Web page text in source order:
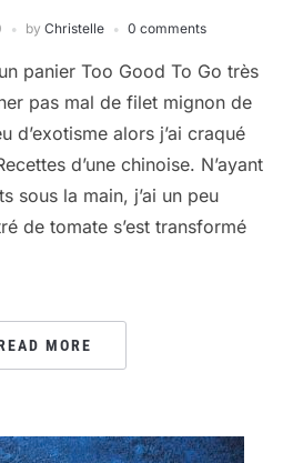
by Christelle 0 comments
panier Too Good To Go très
pas mal de filet mignon de
d’exotisme alors j’ai craqué
d’une chinoise. N’ayant
sous la main, j’ai un peu
de tomate s’est transformé
MORE